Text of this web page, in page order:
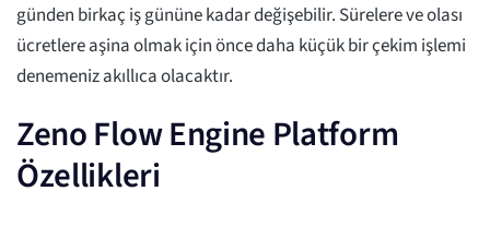
günden birkaç iş gününe kadar değişebilir. Sürelere ve olası
ücretlere aşina olmak için önce daha küçük bir çekim işlemi
denemeniz akıllıca olacaktır.
Zeno Flow Engine Platform
Özellikleri